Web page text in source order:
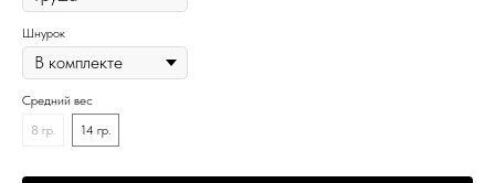
Шнурок
Средний вес
8 гр.
14 гр.